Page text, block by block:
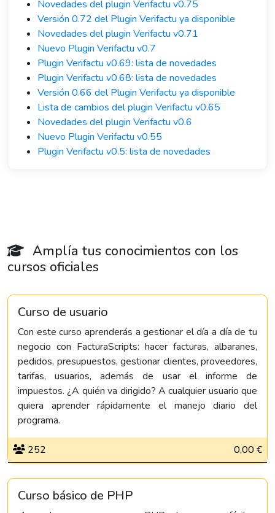
Novedades del plugin Verifactu v0.75
Versión 0.72 del Plugin Verifactu ya disponible
Novedades del plugin Verifactu v0.71
Nuevo Plugin Verifactu v0.7
Plugin Verifactu v0.69: lista de novedades
Plugin Verifactu v0.68: lista de novedades
Versión 0.66 del Plugin Verifactu ya disponible
Lista de cambios del plugin Verifactu v0.65
Novedades del plugin Verifactu v0.6
Nuevo Plugin Verifactu v0.55
Plugin Verifactu v0.5: lista de novedades
Amplía tus conocimientos con los
cursos oficiales
Curso de usuario
Con este curso aprenderás a gestionar el día a día de tu
negocio con FacturaScripts: hacer facturas, albaranes,
pedidos, presupuestos, gestionar clientes, proveedores,
tarifas, usuarios, además de usar el informe de
impuestos. ¿A quién va dirigido? A cualquier usuario que
quiera aprender rápidamente el manejo diario del
programa.
252 0,00 €
Curso básico de PHP